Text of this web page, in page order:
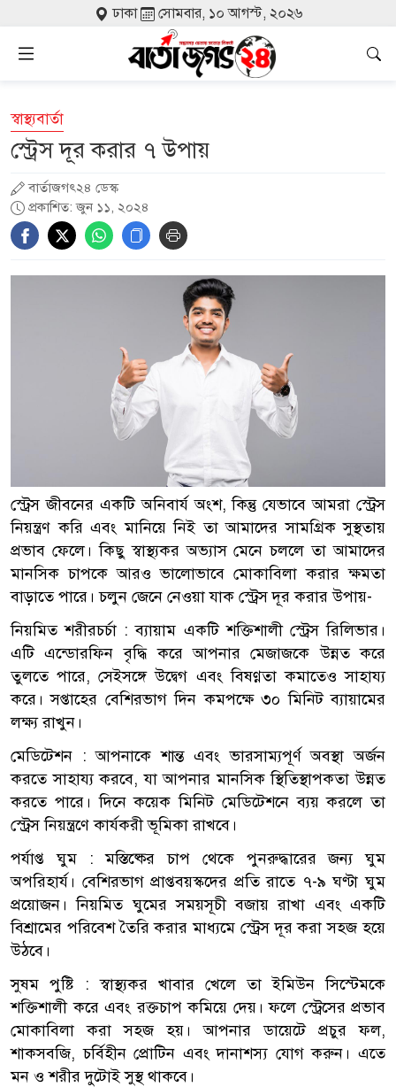
ঢাকা সোমবার, ১০ আগস্ট, ২০২৬
স্বাস্থ্যবার্তা
স্ট্রেস দূর করার ৭ উপায়
বার্তাজগৎ২৪ ডেস্ক
প্রকাশিত: জুন ১১, ২০২৪
স্ট্রেস জীবনের একটি অনিবার্য অংশ, কিন্তু যেভাবে আমরা স্ট্রেস
নিয়ন্ত্রণ করি এবং মানিয়ে নিই তা আমাদের সামগ্রিক সুস্থতায়
প্রভাব ফেলে। কিছু স্বাস্থ্যকর অভ্যাস মেনে চললে তা আমাদের
মানসিক চাপকে আরও ভালোভাবে মোকাবিলা করার ক্ষমতা
বাড়াতে পারে। চলুন জেনে নেওয়া যাক স্ট্রেস দূর করার উপায়-
নিয়মিত শরীরচর্চা : ব্যায়াম একটি শক্তিশালী স্ট্রেস রিলিভার।
এটি এন্ডোরফিন বৃদ্ধি করে আপনার মেজাজকে উন্নত করে
তুলতে পারে, সেইসঙ্গে উদ্বেগ এবং বিষণ্ণতা কমাতেও সাহায্য
করে। সপ্তাহের বেশিরভাগ দিন কমপক্ষে ৩০ মিনিট ব্যায়ামের
লক্ষ্য রাখুন।
মেডিটেশন : আপনাকে শান্ত এবং ভারসাম্যপূর্ণ অবস্থা অর্জন
করতে সাহায্য করবে, যা আপনার মানসিক স্থিতিস্থাপকতা উন্নত
করতে পারে। দিনে কয়েক মিনিট মেডিটেশনে ব্যয় করলে তা
স্ট্রেস নিয়ন্ত্রণে কার্যকরী ভূমিকা রাখবে।
পর্যাপ্ত ঘুম : মস্তিষ্কের চাপ থেকে পুনরুদ্ধারের জন্য ঘুম
অপরিহার্য। বেশিরভাগ প্রাপ্তবয়স্কদের প্রতি রাতে ৭-৯ ঘণ্টা ঘুম
প্রয়োজন। নিয়মিত ঘুমের সময়সূচী বজায় রাখা এবং একটি
বিশ্রামের পরিবেশ তৈরি করার মাধ্যমে স্ট্রেস দূর করা সহজ হয়ে
উঠবে।
সুষম পুষ্টি : স্বাস্থ্যকর খাবার খেলে তা ইমিউন সিস্টেমকে
শক্তিশালী করে এবং রক্তচাপ কমিয়ে দেয়। ফলে স্ট্রেসের প্রভাব
মোকাবিলা করা সহজ হয়। আপনার ডায়েটে প্রচুর ফল,
শাকসবজি, চর্বিহীন প্রোটিন এবং দানাশস্য যোগ করুন। এতে
মন ও শরীর দুটোই সুস্থ থাকবে।